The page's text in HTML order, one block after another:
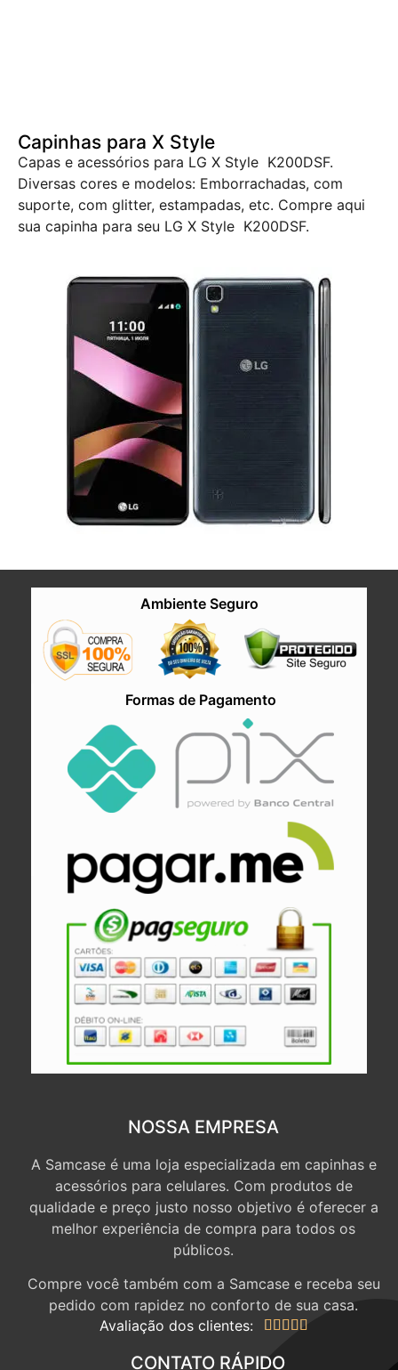
Capinhas para X Style
Capas e acessórios para LG X Style K200DSF.
Diversas cores e modelos: Emborrachadas, com
suporte, com glitter, estampadas, etc. Compre aqui
sua capinha para seu LG X Style K200DSF.
Ambiente Seguro
Formas de Pagamento
NOSSA EMPRESA
A Samcase é uma loja especializada em capinhas e
acessórios para celulares. Com produtos de
qualidade e preço justo nosso objetivo é oferecer a
melhor experiência de compra para todos os
públicos.
Compre você também com a Samcase e receba seu
pedido com rapidez no conforto de sua casa.
Avaliação dos clientes:
    
CONTATO RÁPIDO